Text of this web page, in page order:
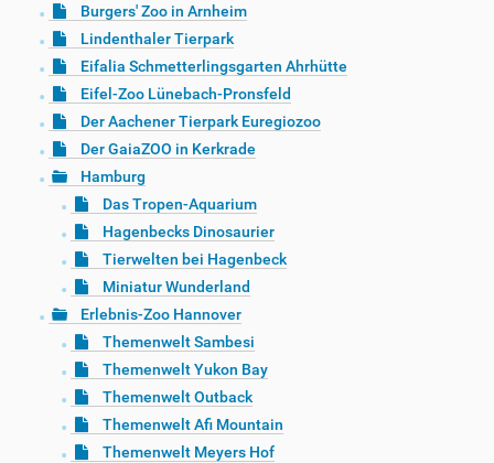
Burgers' Zoo in Arnheim
Lindenthaler Tierpark
Eifalia Schmetterlingsgarten Ahrhütte
Eifel-Zoo Lünebach-Pronsfeld
Der Aachener Tierpark Euregiozoo
Der GaiaZOO in Kerkrade
Hamburg
Das Tropen-Aquarium
Hagenbecks Dinosaurier
Tierwelten bei Hagenbeck
Miniatur Wunderland
Erlebnis-Zoo Hannover
Themenwelt Sambesi
Themenwelt Yukon Bay
Themenwelt Outback
Themenwelt Afi Mountain
Themenwelt Meyers Hof